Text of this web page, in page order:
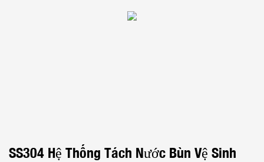
SS304 Hệ Thống Tách Nước Bùn Vệ Sinh